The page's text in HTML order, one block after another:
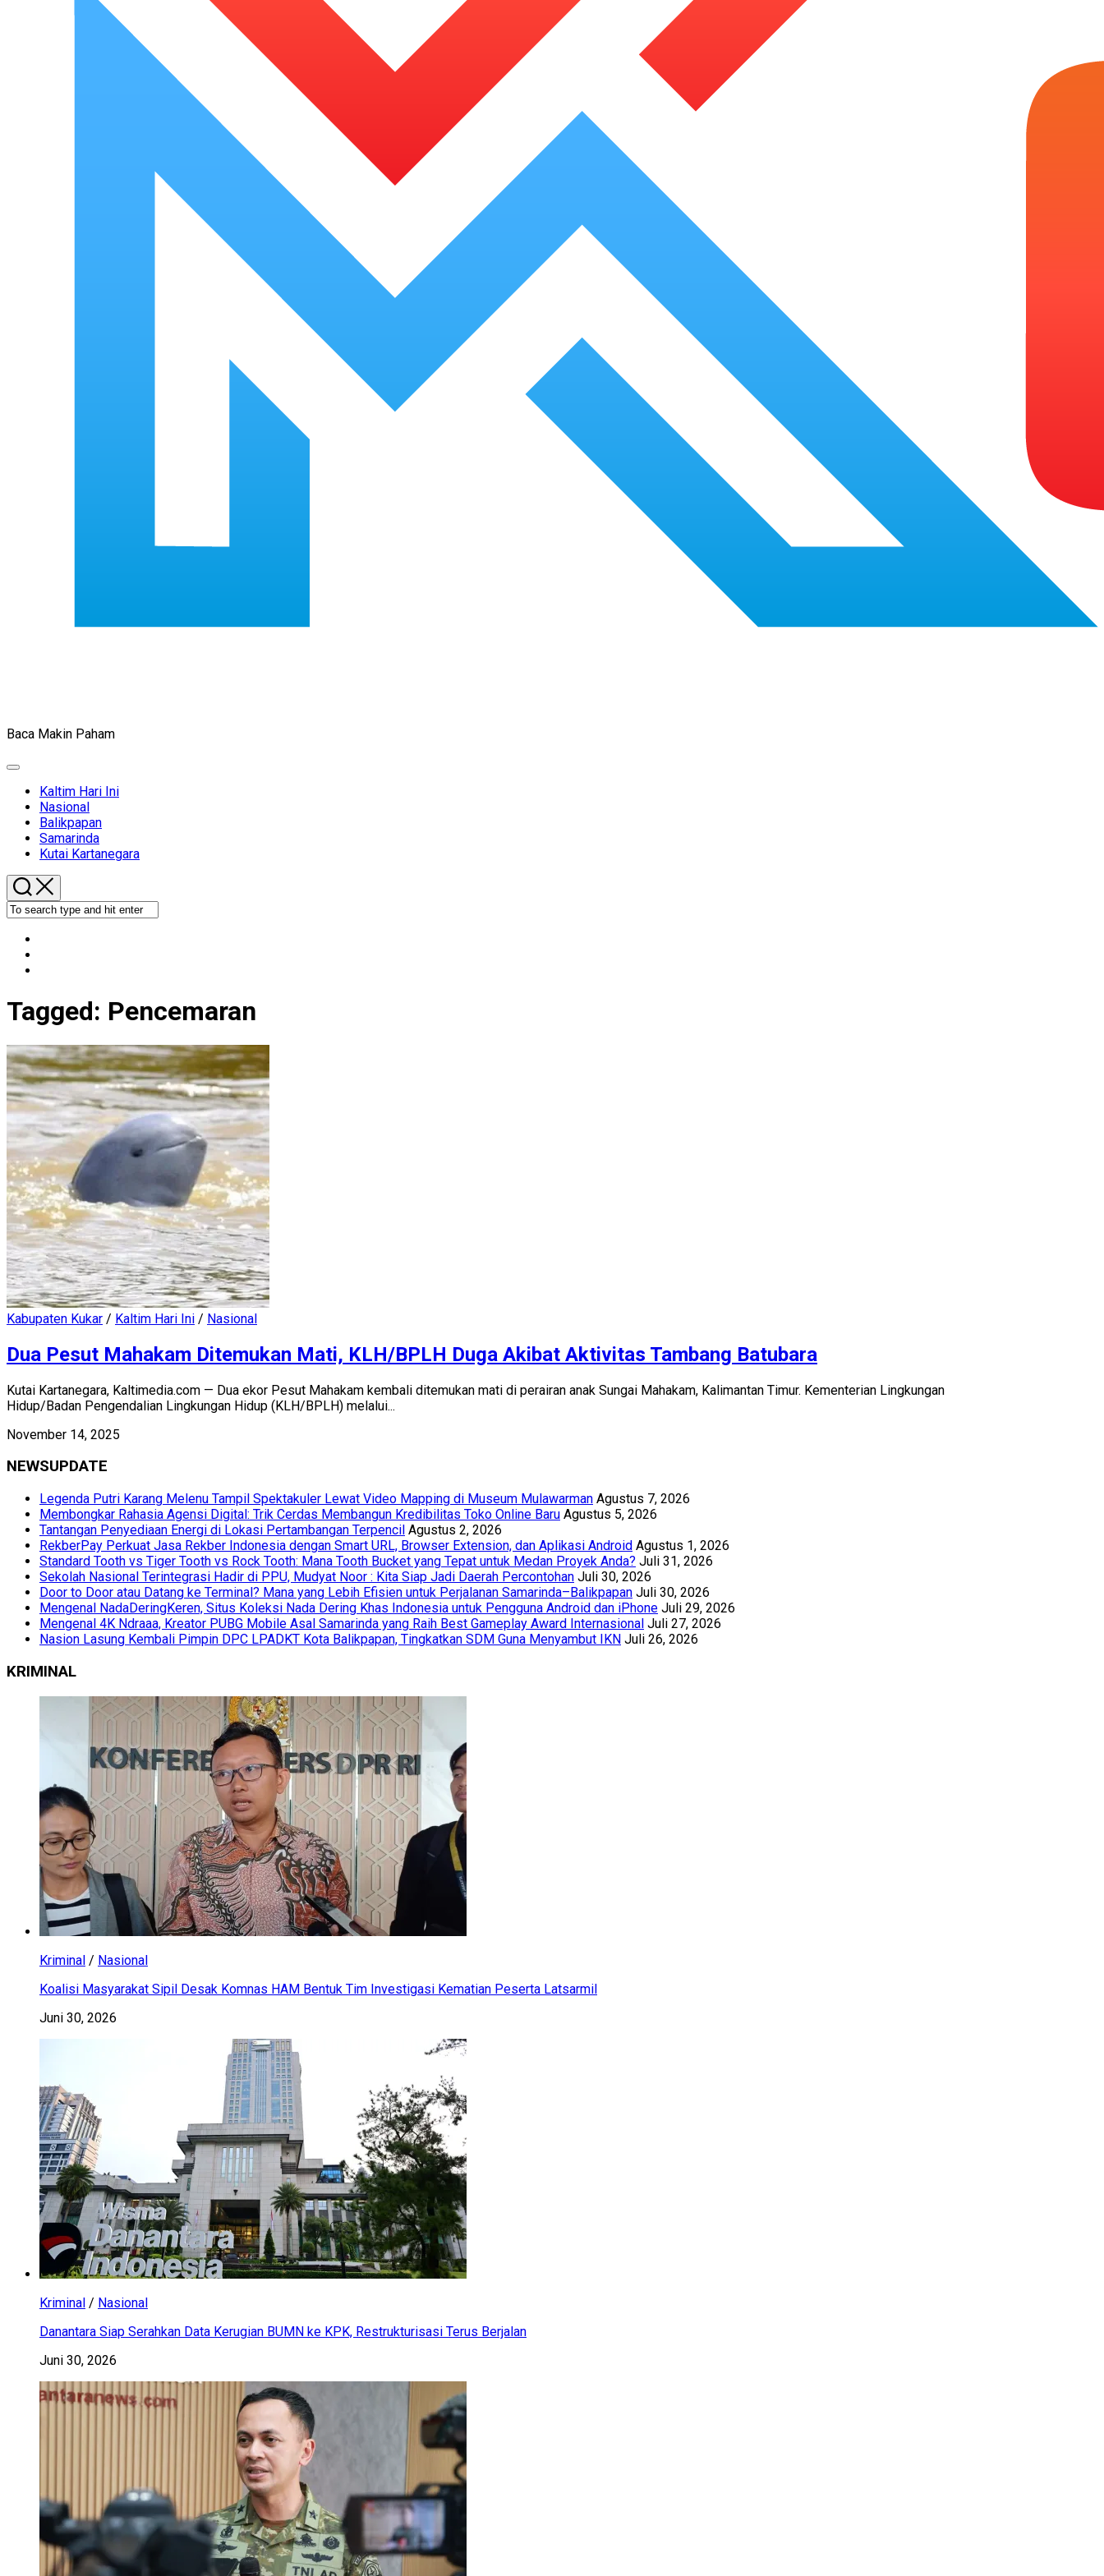
Baca Makin Paham
Expand
Kaltim Hari Ini
Nasional
Balikpapan
Samarinda
Kutai Kartanegara
Tagged: Pencemaran
Kabupaten Kukar / Kaltim Hari Ini / Nasional
Dua Pesut Mahakam Ditemukan Mati, KLH/BPLH Duga Akibat Aktivitas Tambang Batubara
Kutai Kartanegara, Kaltimedia.com — Dua ekor Pesut Mahakam kembali ditemukan mati di perairan anak Sungai Mahakam, Kalimantan Timur. Kementerian Lingkungan
Hidup/Badan Pengendalian Lingkungan Hidup (KLH/BPLH) melalui...
November 14, 2025
NEWSUPDATE
Legenda Putri Karang Melenu Tampil Spektakuler Lewat Video Mapping di Museum Mulawarman Agustus 7, 2026
Membongkar Rahasia Agensi Digital: Trik Cerdas Membangun Kredibilitas Toko Online Baru Agustus 5, 2026
Tantangan Penyediaan Energi di Lokasi Pertambangan Terpencil Agustus 2, 2026
RekberPay Perkuat Jasa Rekber Indonesia dengan Smart URL, Browser Extension, dan Aplikasi Android Agustus 1, 2026
Standard Tooth vs Tiger Tooth vs Rock Tooth: Mana Tooth Bucket yang Tepat untuk Medan Proyek Anda? Juli 31, 2026
Sekolah Nasional Terintegrasi Hadir di PPU, Mudyat Noor : Kita Siap Jadi Daerah Percontohan Juli 30, 2026
Door to Door atau Datang ke Terminal? Mana yang Lebih Efisien untuk Perjalanan Samarinda–Balikpapan Juli 30, 2026
Mengenal NadaDeringKeren, Situs Koleksi Nada Dering Khas Indonesia untuk Pengguna Android dan iPhone Juli 29, 2026
Mengenal 4K Ndraaa, Kreator PUBG Mobile Asal Samarinda yang Raih Best Gameplay Award Internasional Juli 27, 2026
Nasion Lasung Kembali Pimpin DPC LPADKT Kota Balikpapan, Tingkatkan SDM Guna Menyambut IKN Juli 26, 2026
KRIMINAL
Kriminal / Nasional
Koalisi Masyarakat Sipil Desak Komnas HAM Bentuk Tim Investigasi Kematian Peserta Latsarmil
Juni 30, 2026
Kriminal / Nasional
Danantara Siap Serahkan Data Kerugian BUMN ke KPK, Restrukturisasi Terus Berjalan
Juni 30, 2026